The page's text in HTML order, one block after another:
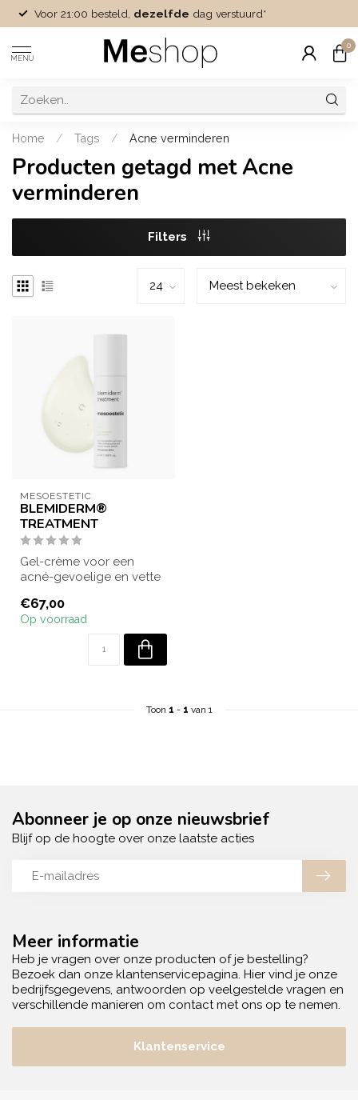
Voor 21:00 besteld, dezelfde dag verstuurd*
MENU
0
Home / Tags / Acne verminderen
Producten getagd met Acne
verminderen
Filters
MESOESTETIC
BLEMIDERM®
TREATMENT
Gel-crème voor een
acné-gevoelige en vette
talgproductie, co...
€67,00
Op voorraad
Toon 1 - 1 van 1
Meer informatie
Heb je vragen over onze producten of je bestelling?
Bezoek dan onze klantenservicepagina. Hier vind je onze
bedrijfsgegevens, antwoorden op veelgestelde vragen en
verschillende manieren om contact met ons op te nemen.
Klantenservice
Abonneer je op onze nieuwsbrief
Blijf op de hoogte over onze laatste acties